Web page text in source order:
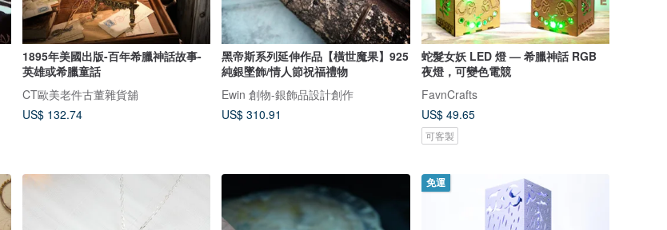
1895年美國出版-百年希臘神話故事-
英雄或希臘童話
CT歐美老件古董雜貨舖
US$ 132.74
黑帝斯系列延伸作品【橫世魔果】925
純銀墜飾/情人節祝福禮物
Ewin 創物-銀飾品設計創作
US$ 310.91
蛇髮女妖 LED 燈 — 希臘神話 RGB
夜燈，可變色電競
FavnCrafts
US$ 49.65
可客製
免運